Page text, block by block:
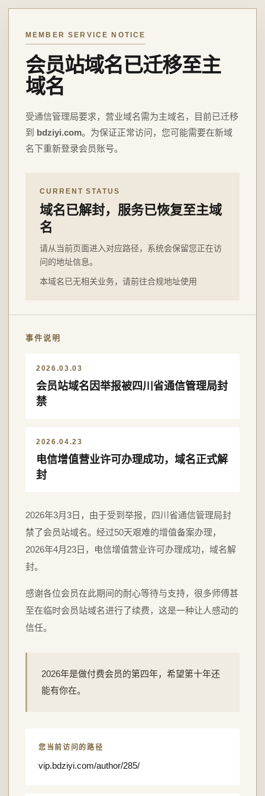
MEMBER SERVICE NOTICE
会员站域名已迁移至主
域名
受通信管理局要求，营业域名需为主域名，目前已迁移
到 bdziyi.com。为保证正常访问，您可能需要在新域
名下重新登录会员账号。
CURRENT STATUS
域名已解封，服务已恢复至主域
名
请从当前页面进入对应路径，系统会保留您正在访
问的地址信息。
本域名已无相关业务，请前往合规地址使用
事件说明
2026.03.03
会员站域名因举报被四川省通信管理局封
禁
2026.04.23
电信增值营业许可办理成功，域名正式解
封
2026年3月3日，由于受到举报，四川省通信管理局封
禁了会员站域名。经过50天艰难的增值备案办理，
2026年4月23日，电信增值营业许可办理成功，域名解
封。
感谢各位会员在此期间的耐心等待与支持，很多师傅甚
至在临时会员站域名进行了续费，这是一种让人感动的
信任。
2026年是做付费会员的第四年，希望第十年还
能有你在。
您当前访问的路径
vip.bdziyi.com/author/285/